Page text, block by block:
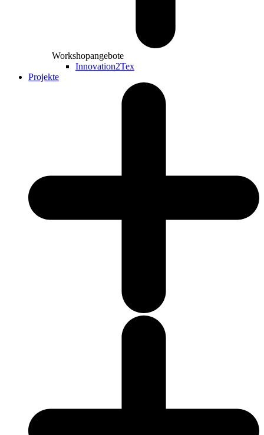
Workshopangebote
Innovation2Tex
Projekte